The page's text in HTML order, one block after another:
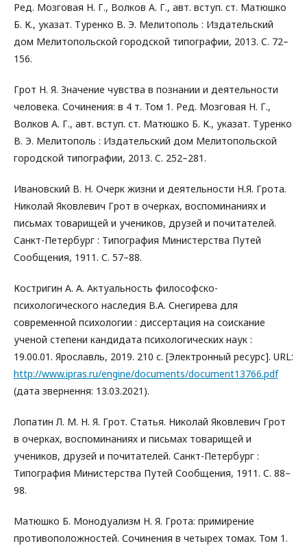
Ред. Мозговая Н. Г., Волков А. Г., авт. вступ. ст. Матюшко
Б. К., указат. Туренко В. Э. Мелитополь : Издательский
дом Мелитопольской городской типографии, 2013. C. 72–
156.
Грот Н. Я. Значение чувства в познании и деятельности
человека. Сочинения: в 4 т. Том 1. Ред. Мозговая Н. Г.,
Волков А. Г., авт. вступ. ст. Матюшко Б. К., указат. Туренко
В. Э. Мелитополь : Издательский дом Мелитопольской
городской типографии, 2013. C. 252–281.
Ивановский В. Н. Очерк жизни и деятельности Н.Я. Грота.
Николай Яковлевич Грот в очерках, воспоминаниях и
письмах товарищей и учеников, друзей и почитателей.
Санкт-Петербург : Типография Министерства Путей
Сообщения, 1911. C. 57–88.
Костригин А. А. Актуальность философско-
психологического наследия В.А. Снегирева для
современной психологии : диссертация на соискание
ученой степени кандидата психологических наук :
19.00.01. Ярославль, 2019. 210 с. [Электронный ресурс]. URL:
http://www.ipras.ru/engine/documents/document13766.pdf
(дата звернення: 13.03.2021).
Лопатин Л. М. Н. Я. Грот. Статья. Николай Яковлевич Грот
в очерках, воспоминаниях и письмах товарищей и
учеников, друзей и почитателей. Санкт-Петербург :
Типография Министерства Путей Сообщения, 1911. C. 88–
98.
Матюшко Б. Монодуализм Н. Я. Грота: примирение
противоположностей. Сочинения в четырех томах. Том 1.